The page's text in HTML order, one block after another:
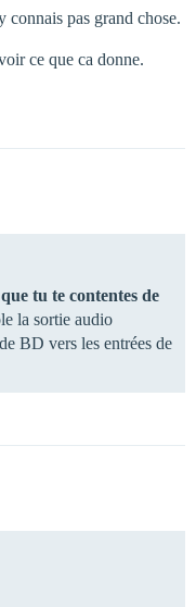
connais pas grand chose.
ce que ca donne.
tu te contentes de
la sortie audio
BD vers les entrées de